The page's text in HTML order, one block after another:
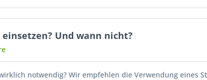
Und wann nicht?
notwendig? Wir empfehlen die Verwendung eines